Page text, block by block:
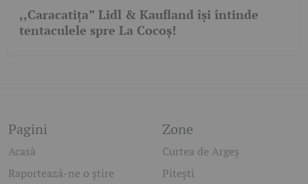
,,Caracatița” Lidl & Kaufland își întinde
tentaculele spre La Cocoș!
Pagini
Acasă
Raportează-ne o știre
Zone
Curtea de Argeș
Pitești